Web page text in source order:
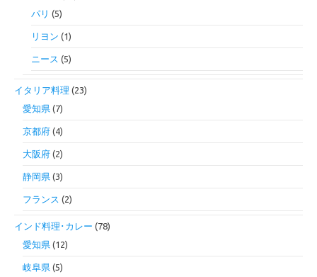
パリ (5)
リヨン (1)
ニース (5)
イタリア料理 (23)
愛知県 (7)
京都府 (4)
大阪府 (2)
静岡県 (3)
フランス (2)
インド料理･カレー (78)
愛知県 (12)
岐阜県 (5)